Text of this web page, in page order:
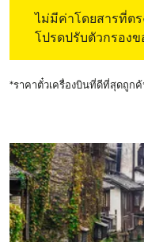
ไม่มีค่าโดยสารที่ต
โปรดปรับตัวกรอง
*ราคาตั๋วเครื่องบินที่ดีที่สุดถูก